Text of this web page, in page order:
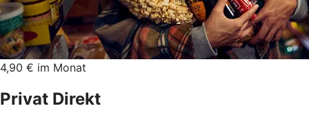
4,90 € im Monat
Privat Direkt